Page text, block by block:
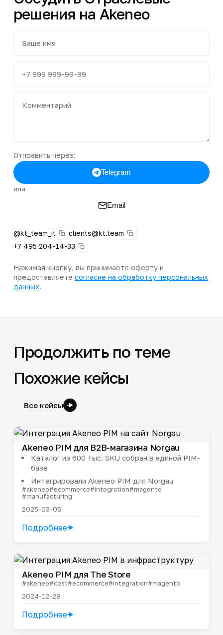
решения на Akeneo
Отправить через:
Telegram
или
Email
@kt_team_it
clients@kt.team
+7 495 204-14-33
Нажимая кнопку, вы принимаете оферту и
предоставляете согласие на обработку персональных
данных.
Продолжить по теме
Похожие кейсы
Все кейсы
Akeneo PIM для B2B-магазина Norgau
Каталог из 600 тыс. SKU собран в единой PIM-
базе
Интегрировали Akeneo PIM для Norgau
#akeneo#ecommerce#integration#magento
#manufacturing
2025-03-05
Подробнее
Akeneo PIM для The Store
#akeneo#cost#ecommerce#integration#magento
2024-12-28
Подробнее